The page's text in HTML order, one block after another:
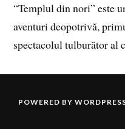
“Templul din nori” este
aventuri deopotrivă,
spectacolul tulburător al
POWERED BY